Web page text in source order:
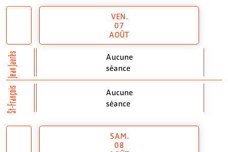
Jean Jaurès
St-François
VEN.
07
AOÛT
Aucune
séance
Aucune
séance
SAM.
08